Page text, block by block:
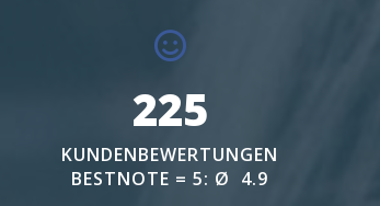
225
KUNDENBEWERTUNGEN
BESTNOTE = 5: Ø 4.9